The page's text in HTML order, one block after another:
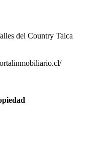
del Country Talca